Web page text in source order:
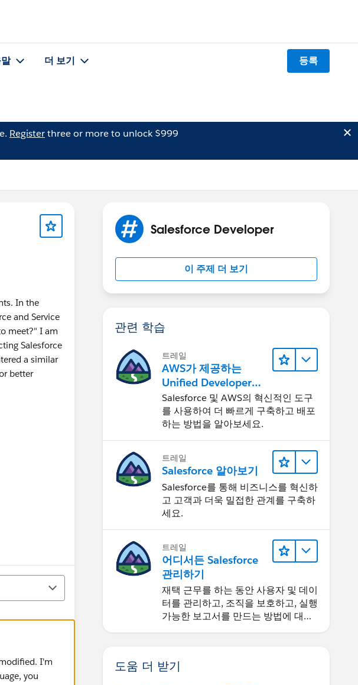
더 보기 등록
Registerthree or more to unlock $999
In the
and Service
meet?" I am
Salesforce
a similar
better
I'm
you
Salesforce Developer
이 주제 더 보기
관련 학습
트레일
AWS가 제공하는
Unified Developer
Experience 둘러보기
Salesforce 및 AWS의 혁신적인 도구
를 사용하여 더 빠르게 구축하고 배포
하는 방법을 알아보세요.
트레일
Salesforce 알아보기
Salesforce를 통해 비즈니스를 혁신하
고 고객과 더욱 밀접한 관계를 구축하
세요.
트레일
어디서든 Salesforce
관리하기
재택 근무를 하는 동안 사용자 및 데이
터를 관리하고, 조직을 보호하고, 실행
가능한 보고서를 만드는 방법에 대해
도움 더 받기